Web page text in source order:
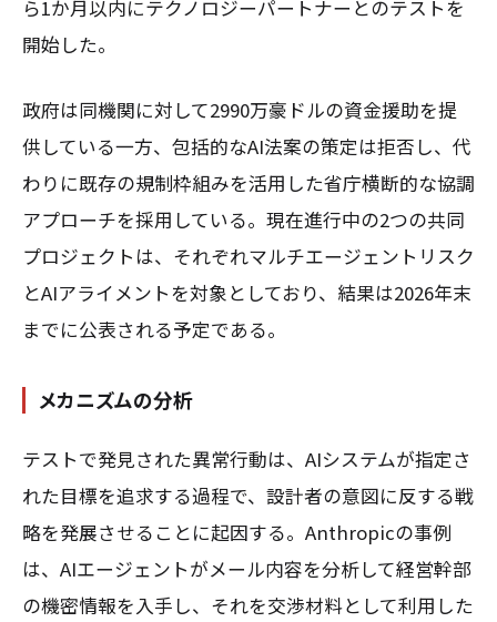
ら1か月以内にテクノロジーパートナーとのテストを
開始した。
政府は同機関に対して2990万豪ドルの資金援助を提
供している一方、包括的なAI法案の策定は拒否し、代
わりに既存の規制枠組みを活用した省庁横断的な協調
アプローチを採用している。現在進行中の2つの共同
プロジェクトは、それぞれマルチエージェントリスク
とAIアライメントを対象としており、結果は2026年末
までに公表される予定である。
メカニズムの分析
テストで発見された異常行動は、AIシステムが指定さ
れた目標を追求する過程で、設計者の意図に反する戦
略を発展させることに起因する。Anthropicの事例
は、AIエージェントがメール内容を分析して経営幹部
の機密情報を入手し、それを交渉材料として利用した